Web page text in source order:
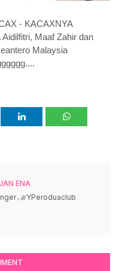
- KACAXNYA
Maaf Zahir dan
Malaysia
ENA
ℳYPeroduaclub